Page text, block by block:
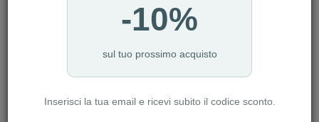
-10%
sul tuo prossimo acquisto
Inserisci la tua email e ricevi subito il codice sconto.